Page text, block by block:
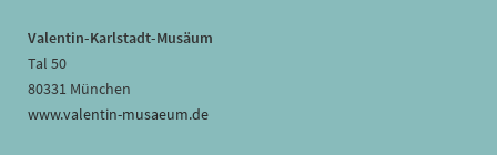
Valentin-Karlstadt-Musäum
Tal 50
80331 München
www.valentin-musaeum.de